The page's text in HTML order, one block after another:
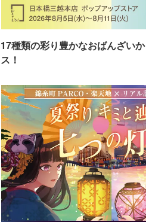
17種類の彩り豊かなおばんざい
ス！